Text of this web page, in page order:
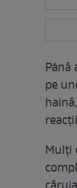
Până
pe
Mulți